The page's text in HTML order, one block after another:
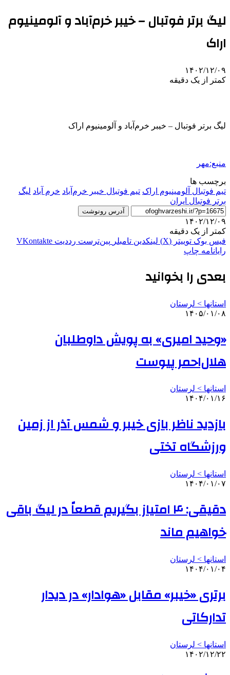
لیگ برتر فوتبال – خیبر خرم‌آباد و آلومینیوم
اراک
۱۴۰۲/۱۲/۰۹
کمتر از یک دقیقه
لیگ برتر فوتبال – خیبر خرم‌آباد و آلومینیوم اراک
منبع:مهر
برچسب ها
تیم فوتبال آلومینیوم اراک تیم فوتبال خیبر خرم‌آباد خرم آباد لیگ
برتر فوتبال ایران
آدرس رونوشت
۱۴۰۲/۱۲/۰۹
کمتر از یک دقیقه
فیس بوک توییتر (X) لینکدین ‫تامبلر ‫پین‌ترست ‫رددیت ‫VKontakte
رایانامه چاپ
بعدی را بخوانید
استانها > لرستان
۱۴۰۵/۰۱/۰۸
«وحید امیری» به پویش داوطلبان
هلال‌احمر پیوست
استانها > لرستان
۱۴۰۴/۰۱/۱۶
بازدید ناظر بازی خیبر و شمس آذر از زمین
ورزشگاه تختی
استانها > لرستان
۱۴۰۴/۰۱/۰۷
دقیقی: ۴ امتیاز بگیریم قطعاً در لیگ باقی
خواهیم ماند
استانها > لرستان
۱۴۰۴/۰۱/۰۴
برتری «خیبر» مقابل «هوادار» در دیدار
تدارکاتی
استانها > لرستان
۱۴۰۲/۱۲/۲۲